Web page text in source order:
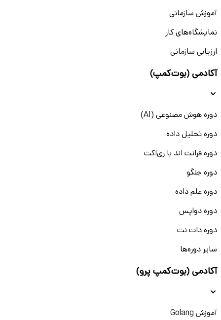
آموزش سازمانی
نمایشگاه‌های کار
ارزیابی سازمانی
آکادمی (بوت‌کمپ)
دوره هوش مصنوعی (AI)
دوره تحلیل داده
دوره فرانت اند با ری‌اکت
دوره جنگو
دوره علم داده
دوره دواپس
دوره دات نت
سایر دوره‌ها
آکادمی (بوت‌کمپ پرو)
آموزش Golang